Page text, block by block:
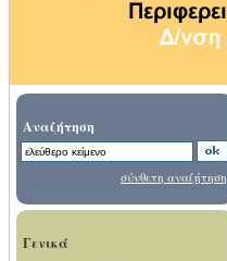
Αναζήτηση
σύνθετη αναζήτηση
Γενικά